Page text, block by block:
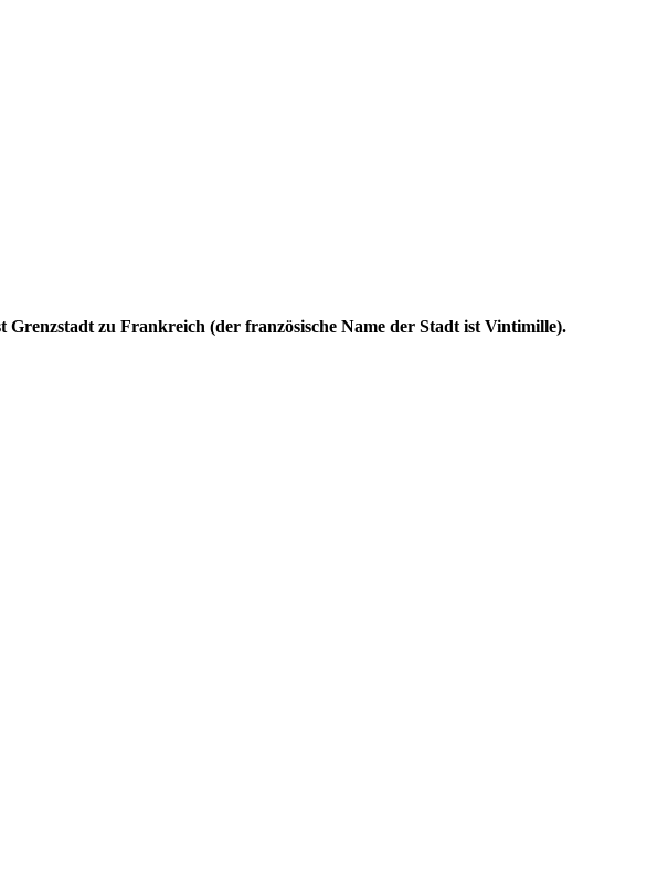
zu Frankreich (der französische Name der Stadt ist Vintimille).